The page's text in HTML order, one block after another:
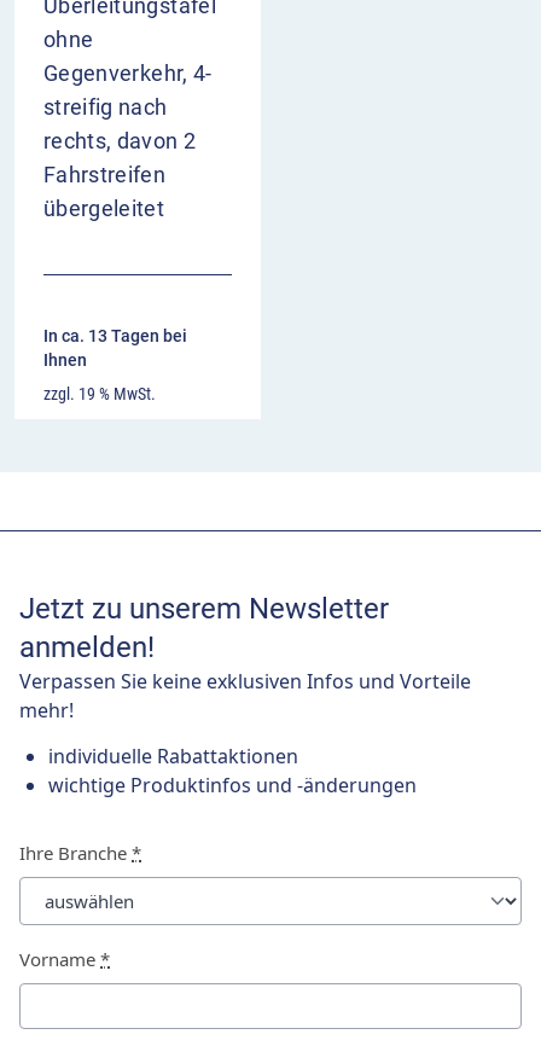
Überleitungstafel
ohne
Gegenverkehr, 4-
streifig nach
rechts, davon 2
Fahrstreifen
übergeleitet
In ca. 13 Tagen bei
Ihnen
zzgl. 19 % MwSt.
Jetzt zu unserem Newsletter
anmelden!
Verpassen Sie keine exklusiven Infos und Vorteile
mehr!
individuelle Rabattaktionen
wichtige Produktinfos und -änderungen
Ihre Branche *
Vorname *